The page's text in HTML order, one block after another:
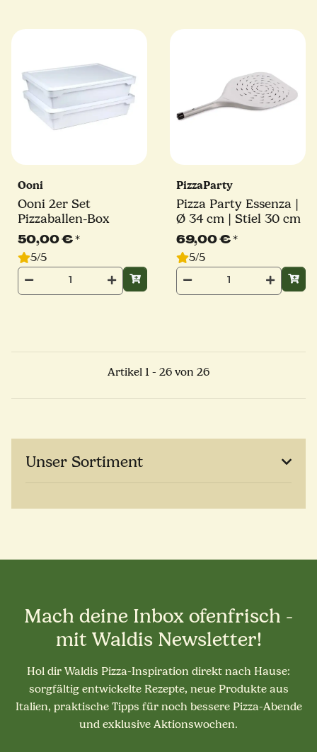
Ooni
Ooni 2er Set
Pizzaballen-Box
50,00 €*
5/5
PizzaParty
Pizza Party Essenza |
Ø 34 cm | Stiel 30 cm
69,00 €*
5/5
Artikel 1 - 26 von 26
Unser Sortiment
Mach deine Inbox ofenfrisch -
mit Waldis Newsletter!
Hol dir Waldis Pizza-Inspiration direkt nach Hause:
sorgfältig entwickelte Rezepte, neue Produkte aus
Italien, praktische Tipps für noch bessere Pizza-Abende
und exklusive Aktionswochen.